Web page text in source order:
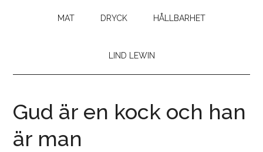
MAT DRYCK HÅLLBARHET
LIND LEWIN
Gud är en kock och han
är man